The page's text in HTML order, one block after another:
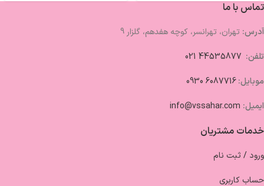
تماس با ما
آدرس: تهران، تهرانسر، کوچه هفدهم، گلزار 9
تلفن:
موبایل:6087716 0930
ایمیل: info@vssahar.com
خدمات مشتریان
ورود / ثبت نام
حساب کاربری